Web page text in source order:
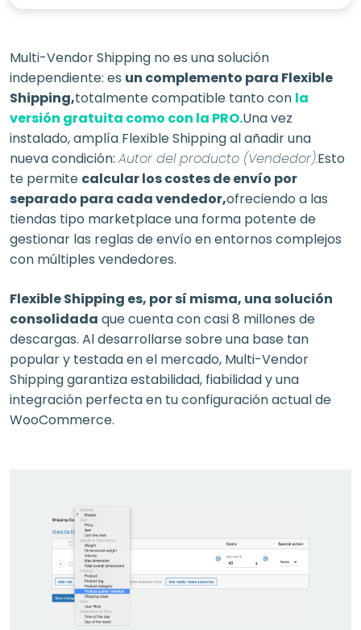
Multi-Vendor Shipping no es una solución
independiente: es un complemento para Flexible
Shipping,totalmente compatible tanto con la
versión gratuita como con la PRO.Una vez
instalado, amplía Flexible Shipping al añadir una
nueva condición: Autor del producto (Vendedor).Esto
te permite calcular los costes de envío por
separado para cada vendedor,ofreciendo a las
tiendas tipo marketplace una forma potente de
gestionar las reglas de envío en entornos complejos
con múltiples vendedores.
Flexible Shipping es, por sí misma, una solución
consolidada que cuenta con casi 8 millones de
descargas. Al desarrollarse sobre una base tan
popular y testada en el mercado, Multi-Vendor
Shipping garantiza estabilidad, fiabilidad y una
integración perfecta en tu configuración actual de
WooCommerce.